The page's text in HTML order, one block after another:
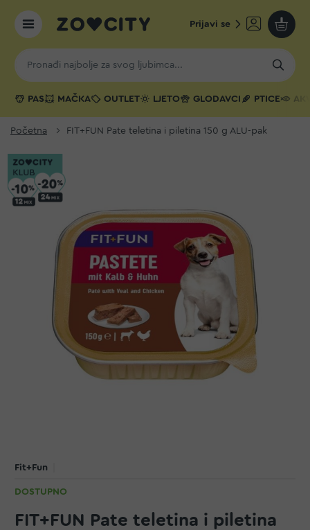
Prijavi se
Moja
PAS MAČKA OUTLET LJETO GLODAVCI PTICE
Početna FIT+FUN Pate teletina i piletina 150 g ALU-pak
Fit+Fun
DOSTUPNO
FIT+FUN Pate teletina i piletina